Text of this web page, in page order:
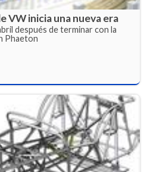
VW inicia una nueva era
después de terminar con la
Phaeton